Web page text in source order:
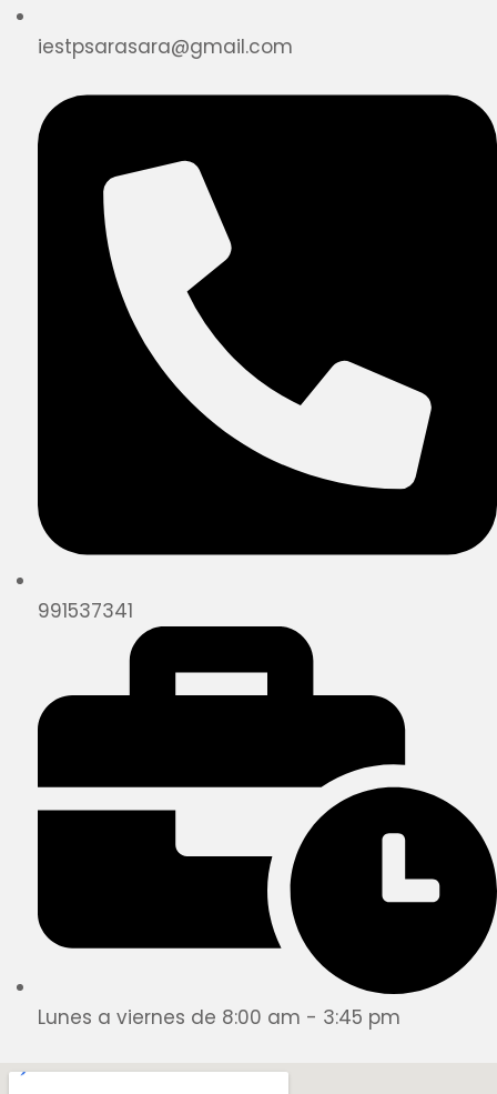
iestpsarasara@gmail.com
991537341
Lunes a viernes de 8:00 am - 3:45 pm